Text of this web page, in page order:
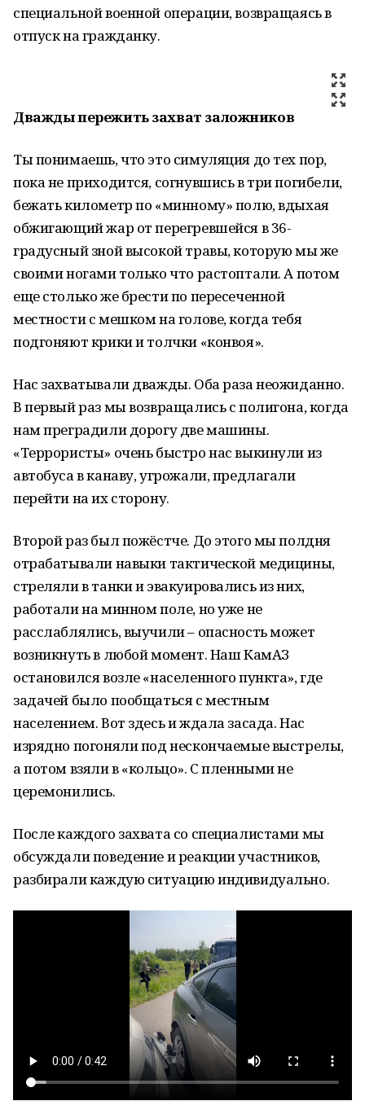
специальной военной операции, возвращаясь в
отпуск на гражданку.
Дважды пережить захват заложников
Ты понимаешь, что это симуляция до тех пор,
пока не приходится, согнувшись в три погибели,
бежать километр по «минному» полю, вдыхая
обжигающий жар от перегревшейся в 36-
градусный зной высокой травы, которую мы же
своими ногами только что растоптали. А потом
еще столько же брести по пересеченной
местности с мешком на голове, когда тебя
подгоняют крики и толчки «конвоя».
Нас захватывали дважды. Оба раза неожиданно.
В первый раз мы возвращались с полигона, когда
нам преградили дорогу две машины.
«Террористы» очень быстро нас выкинули из
автобуса в канаву, угрожали, предлагали
перейти на их сторону.
Второй раз был пожёстче. До этого мы полдня
отрабатывали навыки тактической медицины,
стреляли в танки и эвакуировались из них,
работали на минном поле, но уже не
расслаблялись, выучили – опасность может
возникнуть в любой момент. Наш КамАЗ
остановился возле «населенного пункта», где
задачей было пообщаться с местным
населением. Вот здесь и ждала засада. Нас
изрядно погоняли под нескончаемые выстрелы,
а потом взяли в «кольцо». С пленными не
церемонились.
После каждого захвата со специалистами мы
обсуждали поведение и реакции участников,
разбирали каждую ситуацию индивидуально.